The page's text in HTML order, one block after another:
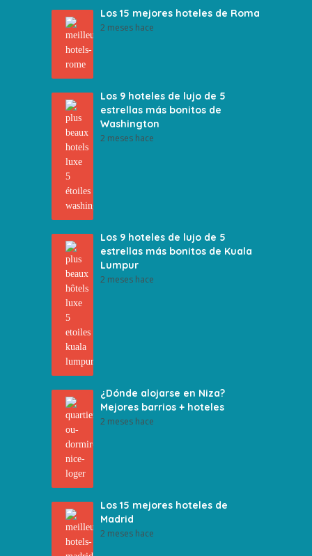
Los 15 mejores hoteles de Roma
2 meses hace
Los 9 hoteles de lujo de 5
estrellas más bonitos de
Washington
2 meses hace
Los 9 hoteles de lujo de 5
estrellas más bonitos de Kuala
Lumpur
2 meses hace
¿Dónde alojarse en Niza?
Mejores barrios + hoteles
2 meses hace
Los 15 mejores hoteles de
Madrid
2 meses hace